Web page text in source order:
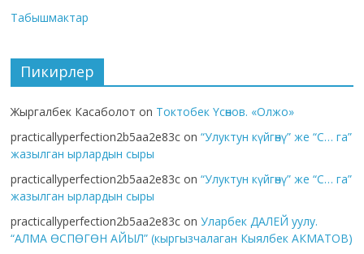
Табышмактар
Пикирлер
Жыргалбек Касаболот on Токтобек Үсөнов. «Олжо»
practicallyperfection2b5aa2e83c on“Улуктун күйгөнү” же “С… га”
жазылган ырлардын сыры
practicallyperfection2b5aa2e83c on“Улуктун күйгөнү” же “С… га”
жазылган ырлардын сыры
practicallyperfection2b5aa2e83c onУларбек ДАЛЕЙ уулу.
“АЛМА ӨСПӨГӨН АЙЫЛ” (кыргызчалаган Кыялбек АКМАТОВ)